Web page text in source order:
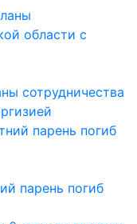
сотрудничества
парень погиб